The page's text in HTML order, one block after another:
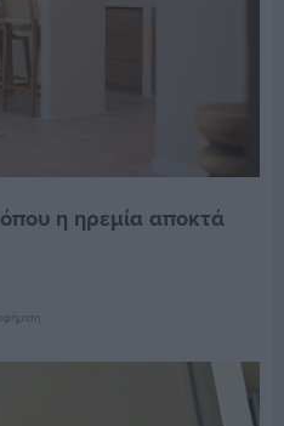
η ηρεμία αποκτά